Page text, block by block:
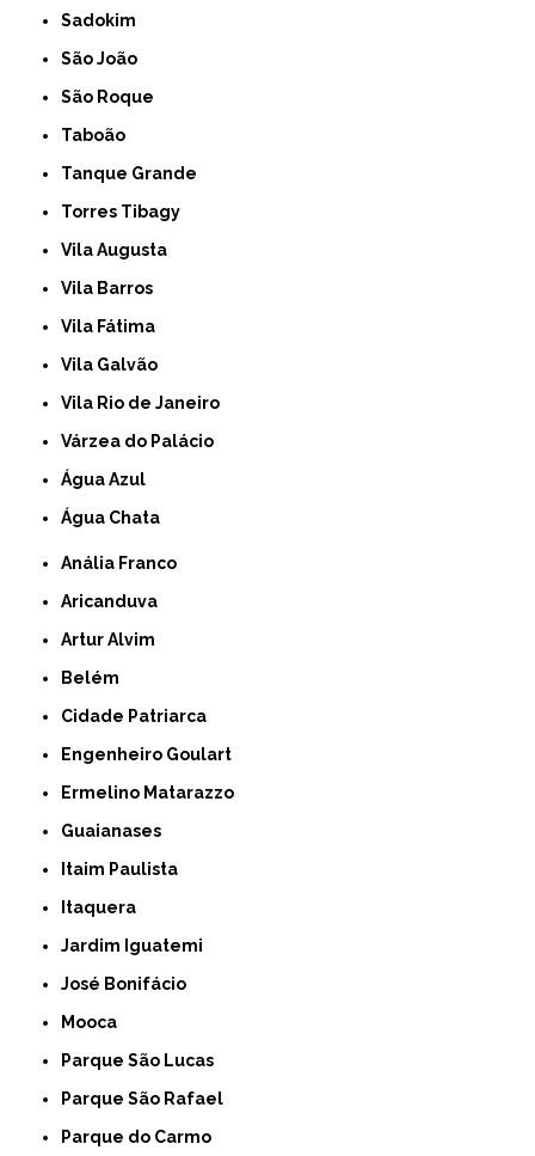
Sadokim
São João
São Roque
Taboão
Tanque Grande
Torres Tibagy
Vila Augusta
Vila Barros
Vila Fátima
Vila Galvão
Vila Rio de Janeiro
Várzea do Palácio
Água Azul
Água Chata
Anália Franco
Aricanduva
Artur Alvim
Belém
Cidade Patriarca
Engenheiro Goulart
Ermelino Matarazzo
Guaianases
Itaim Paulista
Itaquera
Jardim Iguatemi
José Bonifácio
Mooca
Parque São Lucas
Parque São Rafael
Parque do Carmo